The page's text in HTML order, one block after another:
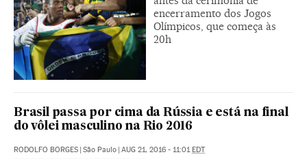
encerramento dos Jogos
Olímpicos, que começa às
20h
Brasil passa por cima da Rússia e está na final
do vôlei masculino na Rio 2016
RODOLFO BORGES | São Paulo | AUG 21, 2016 - 11:01EDT